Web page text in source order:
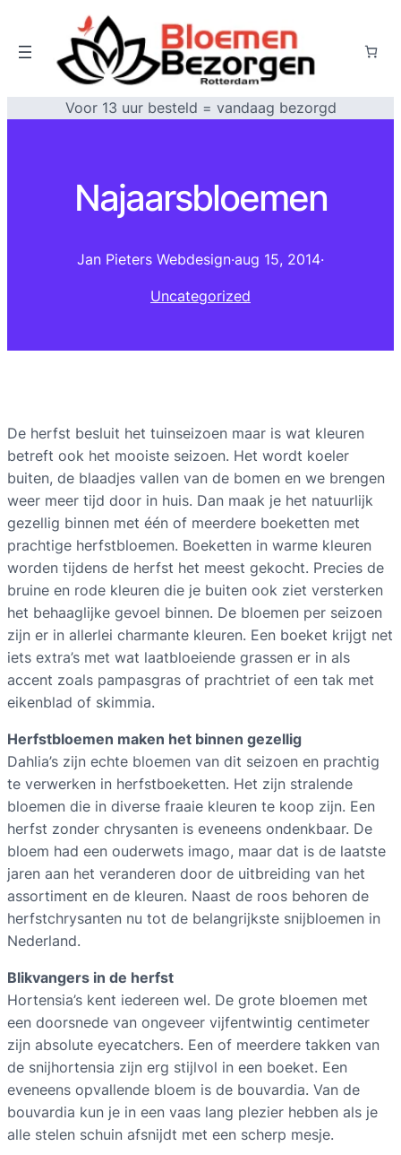
Voor 13 uur besteld = vandaag bezorgd
Najaarsbloemen
Jan Pieters Webdesign·aug 15, 2014·
Uncategorized
De herfst besluit het tuinseizoen maar is wat kleuren
betreft ook het mooiste seizoen. Het wordt koeler
buiten, de blaadjes vallen van de bomen en we brengen
weer meer tijd door in huis. Dan maak je het natuurlijk
gezellig binnen met één of meerdere boeketten met
prachtige herfstbloemen. Boeketten in warme kleuren
worden tijdens de herfst het meest gekocht. Precies de
bruine en rode kleuren die je buiten ook ziet versterken
het behaaglijke gevoel binnen. De bloemen per seizoen
zijn er in allerlei charmante kleuren. Een boeket krijgt net
iets extra’s met wat laatbloeiende grassen er in als
accent zoals pampasgras of prachtriet of een tak met
eikenblad of skimmia.
Herfstbloemen maken het binnen gezellig
Dahlia’s zijn echte bloemen van dit seizoen en prachtig
te verwerken in herfstboeketten. Het zijn stralende
bloemen die in diverse fraaie kleuren te koop zijn. Een
herfst zonder chrysanten is eveneens ondenkbaar. De
bloem had een ouderwets imago, maar dat is de laatste
jaren aan het veranderen door de uitbreiding van het
assortiment en de kleuren. Naast de roos behoren de
herfstchrysanten nu tot de belangrijkste snijbloemen in
Nederland.
Blikvangers in de herfst
Hortensia’s kent iedereen wel. De grote bloemen met
een doorsnede van ongeveer vijfentwintig centimeter
zijn absolute eyecatchers. Een of meerdere takken van
de snijhortensia zijn erg stijlvol in een boeket. Een
eveneens opvallende bloem is de bouvardia. Van de
bouvardia kun je in een vaas lang plezier hebben als je
alle stelen schuin afsnijdt met een scherp mesje.